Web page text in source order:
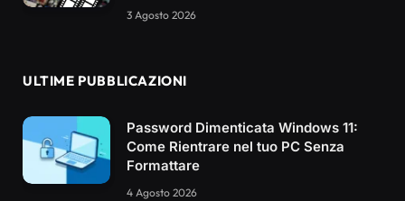
3 Agosto 2026
ULTIME PUBBLICAZIONI
Password Dimenticata Windows 11:
Come Rientrare nel tuo PC Senza
Formattare
4 Agosto 2026